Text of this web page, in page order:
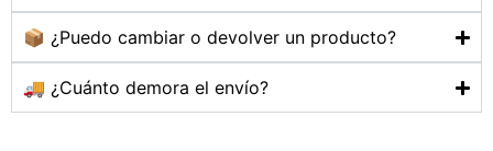
📦 ¿Puedo cambiar o devolver un producto?
🚚 ¿Cuánto demora el envío?